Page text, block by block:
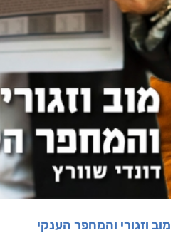
מוב וזגורי והמחפר הענקי